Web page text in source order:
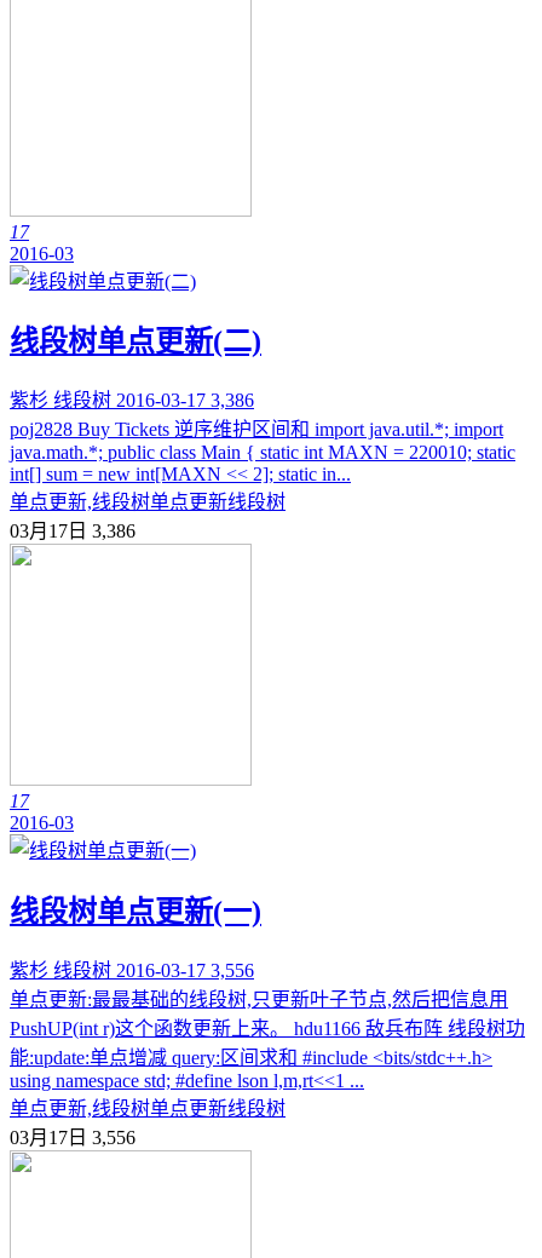
17
2016-03
线段树单点更新(二)
紫杉 线段树 2016-03-17 3,386
poj2828 Buy Tickets 逆序维护区间和 import java.util.*; import
java.math.*; public class Main { static int MAXN = 220010; static
int[] sum = new int[MAXN << 2]; static in...
单点更新,线段树单点更新线段树
03月17日 3,386
17
2016-03
线段树单点更新(一)
紫杉 线段树 2016-03-17 3,556
单点更新:最最基础的线段树,只更新叶子节点,然后把信息用
PushUP(int r)这个函数更新上来。 hdu1166 敌兵布阵 线段树功
能:update:单点增减 query:区间求和 #include <bits/stdc++.h>
using namespace std; #define lson l,m,rt<<1 ...
单点更新,线段树单点更新线段树
03月17日 3,556